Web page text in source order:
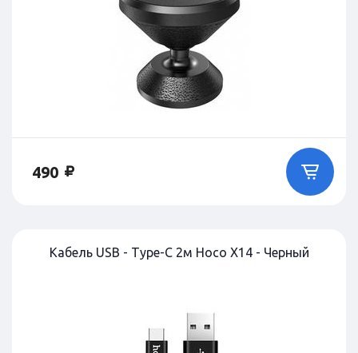
490
Кабель USB - Type-C 2м Hoco X14 - Черный